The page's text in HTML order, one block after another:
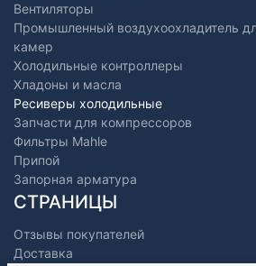
Вентиляторы
Промышленный воздухоохладитель
камер
Холодильные контроллеры
Хладоны и масла
Ресиверы холодильные
Запчасти для компрессоров
Фильтры Mahle
Припой
Запорная арматура
СТРАНИЦЫ
Отзывы покупателей
Доставка